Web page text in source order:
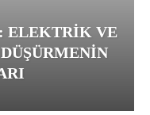
ELEKTRIK VE